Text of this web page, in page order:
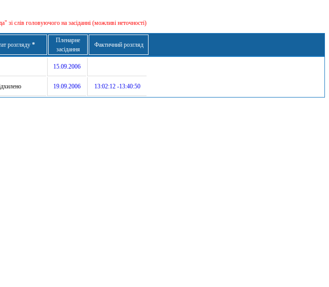
слів головуючого на засіданні (можливі неточності)
розгляду *
Пленарне
засідання
Фактичний розгляд
15.09.2006
19.09.2006 13:02:12 -13:40:50